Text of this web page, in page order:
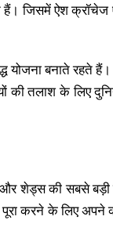
जिसमें ऐश क्रॉचेज
योजना बनाते रहते
की तलाश के लिए
और शेड्स की सबसे
करने के लिए अपने